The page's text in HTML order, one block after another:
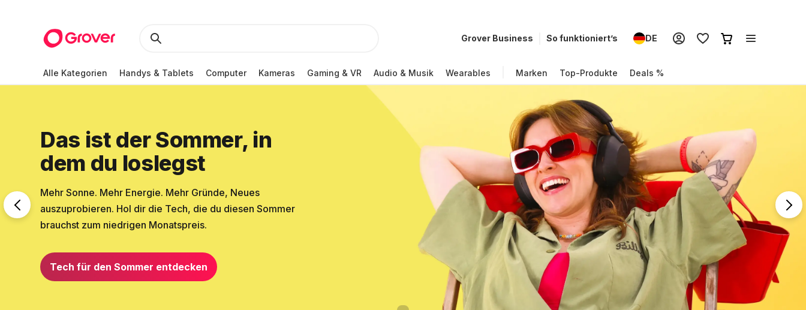
Grover Business So funktioniert’s DE
Alle Kategorien Handys & Tablets Computer Kameras Gaming & VR Audio & Musik Wearables Marken Top-Produkte Deals %
Das ist der Sommer, in
dem du loslegst
Mehr Sonne. Mehr Energie. Mehr Gründe, Neues
auszuprobieren. Hol dir die Tech, die du diesen Sommer
brauchst zum niedrigen Monatspreis.
Tech für den Sommer entdecken